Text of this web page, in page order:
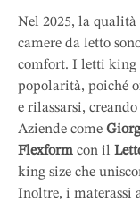
Nel 2025, la qualità
camere da letto
comfort. I letti king
popolarità, poiché
e rilassarsi,
Aziende come
Flexform con il
king size che
Inoltre, i materassi